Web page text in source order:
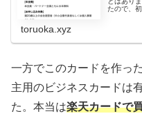
たので、
toruoka.xyz
一方でこのカードを作っ
主用のビジネスカードは
た。本当は楽天カードで